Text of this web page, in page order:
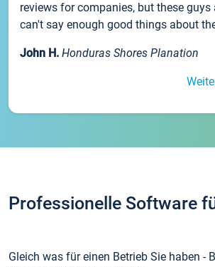
reviews for companies, but these guys
can't say enough good things about
John H. Honduras Shores Planation
Professionelle Software
Gleich was für einen Betrieb Sie haben -